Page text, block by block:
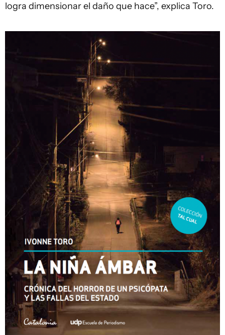
logra dimensionar el daño que hace”, explica Toro.